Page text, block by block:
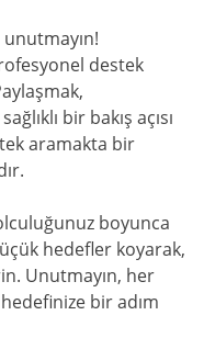
unutmayın!
destek
bir bakış açısı
aramakta bir
boyunca
hedefler koyarak,
Unutmayın, her
bir adım